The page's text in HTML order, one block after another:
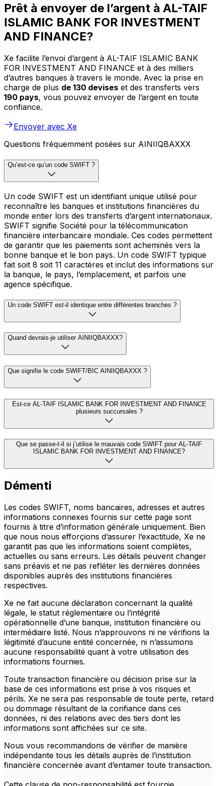
Prêt à envoyer de l’argent à AL-TAIF
ISLAMIC BANK FOR INVESTMENT
AND FINANCE?
Xe facilite l’envoi d’argent à AL-TAIF ISLAMIC BANK
FOR INVESTMENT AND FINANCE et à des milliers
d’autres banques à travers le monde. Avec la prise en
charge de plus de 130 devises et des transferts vers
190 pays, vous pouvez envoyer de l’argent en toute
confiance.
Envoyer avec Xe
Questions fréquemment posées sur AINIIQBAXXX
Qu’est-ce qu’un code SWIFT ?
Un code SWIFT est un identifiant unique utilisé pour
reconnaître les banques et institutions financières du
monde entier lors des transferts d’argent internationaux.
SWIFT signifie Société pour la télécommunication
financière interbancaire mondiale. Ces codes permettent
de garantir que les paiements sont acheminés vers la
bonne banque et le bon pays. Un code SWIFT typique
fait soit 8 soit 11 caractères et inclut des informations sur
la banque, le pays, l’emplacement, et parfois une
agence spécifique.
Un code SWIFT est-il identique entre différentes branches ?
Quand devrais-je utiliser AINIIQBAXXX?
Que signifie le code SWIFT/BIC AINIIQBAXXX ?
Est-ce AL-TAIF ISLAMIC BANK FOR INVESTMENT AND FINANCE
plusieurs succursales ?
Que se passe-t-il si j’utilise le mauvais code SWIFT pour AL-TAIF
ISLAMIC BANK FOR INVESTMENT AND FINANCE?
Démenti
Les codes SWIFT, noms bancaires, adresses et autres
informations connexes fournis sur cette page sont
fournis à titre d’information générale uniquement. Bien
que nous nous efforçions d’assurer l’exactitude, Xe ne
garantit pas que les informations soient complètes,
actuelles ou sans erreurs. Les détails peuvent changer
sans préavis et ne pas refléter les dernières données
disponibles auprès des institutions financières
respectives.
Xe ne fait aucune déclaration concernant la qualité
légale, le statut réglementaire ou l’intégrité
opérationnelle d’une banque, institution financière ou
intermédiaire listé. Nous n’approuvons ni ne vérifions la
légitimité d’aucune entité concernée, ni n’assumons
aucune responsabilité quant à votre utilisation des
informations fournies.
Toute transaction financière ou décision prise sur la
base de ces informations est prise à vos risques et
périls. Xe ne sera pas responsable de toute perte, retard
ou dommage résultant de la confiance dans ces
données, ni des relations avec des tiers dont les
informations sont affichées sur ce site.
Nous vous recommandons de vérifier de manière
indépendante tous les détails auprès de l’institution
financière concernée avant d’entamer toute transaction.